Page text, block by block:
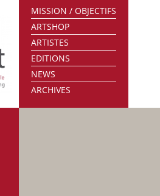
MISSION / OBJECTIFS
ARTSHOP
ARTISTES
EDITIONS
NEWS
ARCHIVES